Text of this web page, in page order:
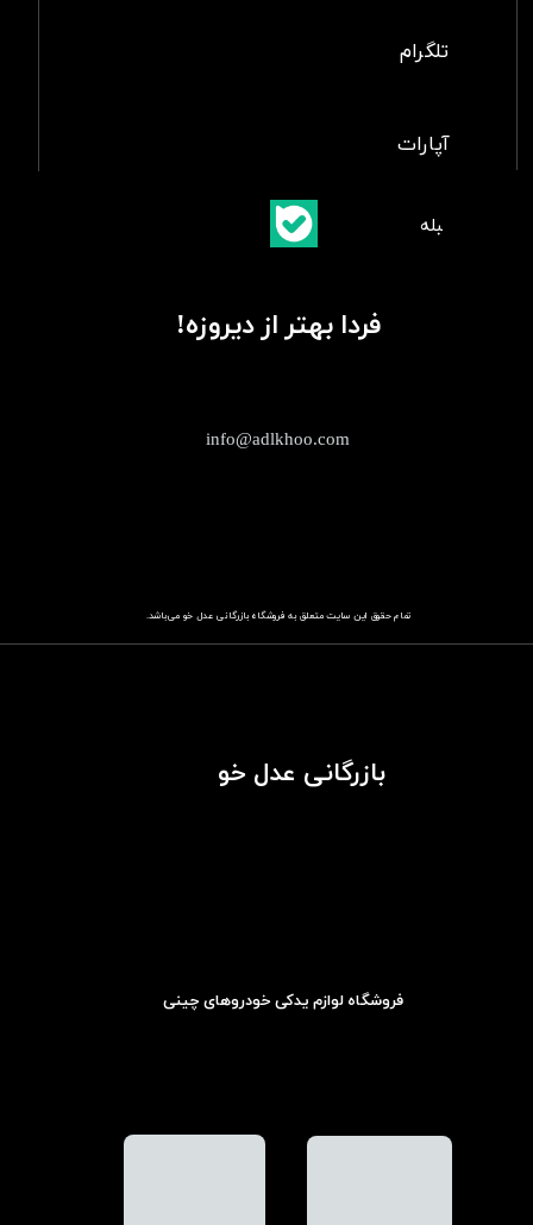
تمام حقوق این سایت متعلق به فروشگاهباز​​​​​​​رگانی عدل خو می‌باشد.
info@adlkhoo.com
بازرگانی عدل خو
فردا بهتر از دیروزه!
فروشگاه لوازم یدکی خودروهای چینی
آپارات
تلگرام
​بلبله​​​​​​​بله